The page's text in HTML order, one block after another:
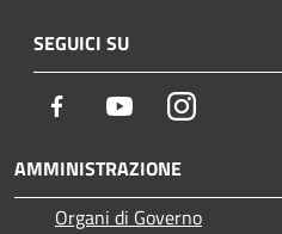
SEGUICI SU
Facebook YoutubeInstagram
AMMINISTRAZIONE
Organi di Governo